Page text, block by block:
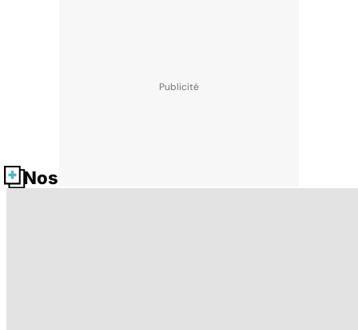
Nos fiches santé